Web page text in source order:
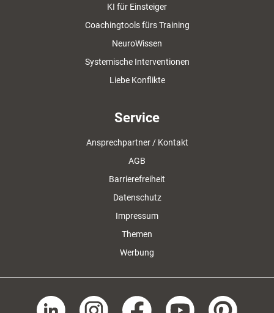
KI für Einsteiger
Coachingtools fürs Training
NeuroWissen
Systemische Interventionen
Liebe Konflikte
Service
Ansprechpartner / Kontakt
AGB
Barrierefreiheit
Datenschutz
Impressum
Themen
Werbung